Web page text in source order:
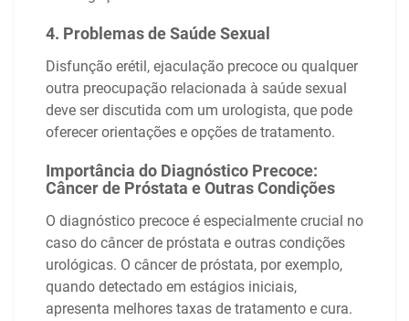
4. Problemas de Saúde Sexual
Disfunção erétil, ejaculação precoce ou qualquer
outra preocupação relacionada à saúde sexual
deve ser discutida com um urologista, que pode
oferecer orientações e opções de tratamento.
Importância do Diagnóstico Precoce:
Câncer de Próstata e Outras Condições
O diagnóstico precoce é especialmente crucial no
caso do câncer de próstata e outras condições
urológicas. O câncer de próstata, por exemplo,
quando detectado em estágios iniciais,
apresenta melhores taxas de tratamento e cura.